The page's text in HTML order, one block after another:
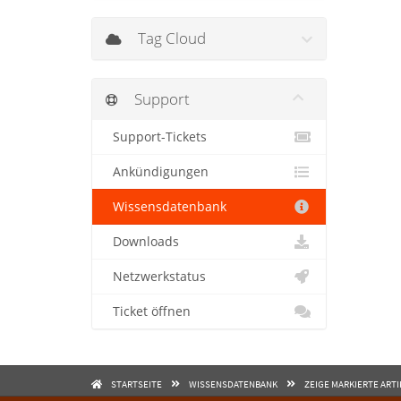
Tag Cloud
Support
Support-Tickets
Ankündigungen
Wissensdatenbank
Downloads
Netzwerkstatus
Ticket öffnen
STARTSEITE WISSENSDATENBANK ZEIGE MARKIERTE